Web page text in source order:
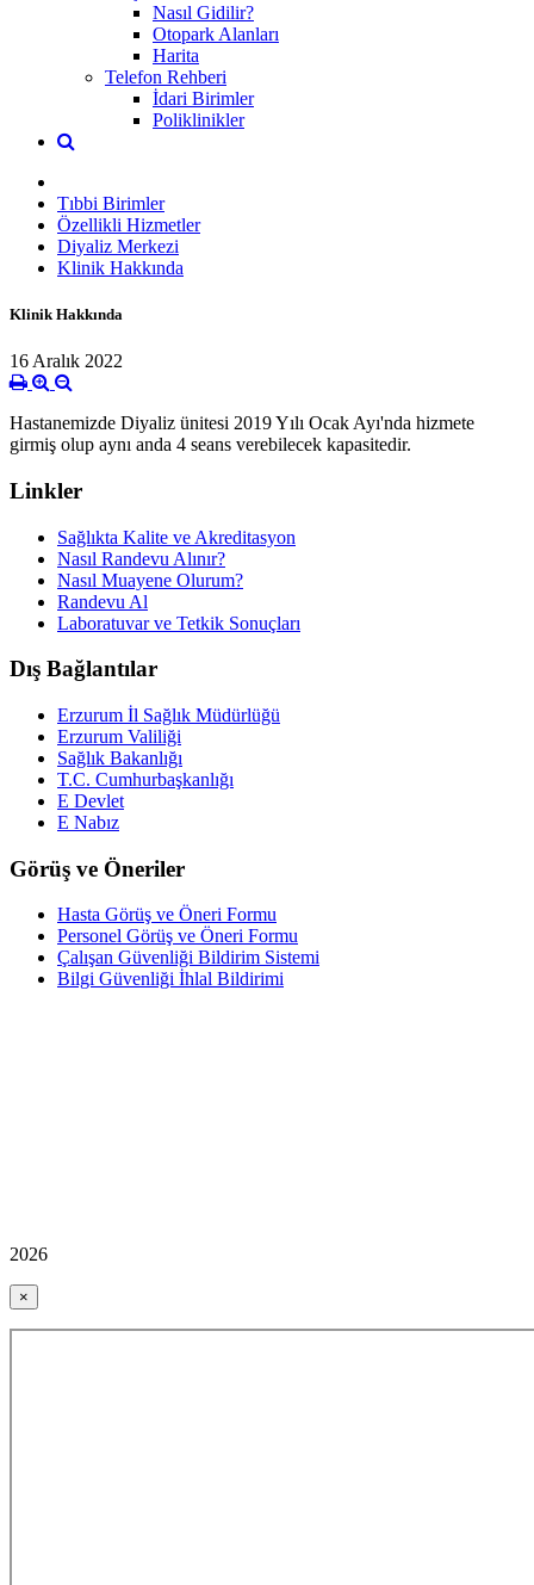
Nasıl Gidilir?
Otopark Alanları
Harita
Telefon Rehberi
İdari Birimler
Poliklinikler
Tıbbi Birimler
Özellikli Hizmetler
Diyaliz Merkezi
Klinik Hakkında
Klinik Hakkında
16 Aralık 2022
Hastanemizde Diyaliz ünitesi 2019 Yılı Ocak Ayı'nda hizmete
girmiş olup aynı anda 4 seans verebilecek kapasitedir.
Linkler
Sağlıkta Kalite ve Akreditasyon
Nasıl Randevu Alınır?
Nasıl Muayene Olurum?
Randevu Al
Laboratuvar ve Tetkik Sonuçları
Dış Bağlantılar
Erzurum İl Sağlık Müdürlüğü
Erzurum Valiliği
Sağlık Bakanlığı
T.C. Cumhurbaşkanlığı
E Devlet
E Nabız
Görüş ve Öneriler
Hasta Görüş ve Öneri Formu
Personel Görüş ve Öneri Formu
Çalışan Güvenliği Bildirim Sistemi
Bilgi Güvenliği İhlal Bildirimi
2026
×